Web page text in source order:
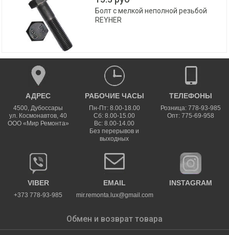
Болт с мелкой неполной резьбой
REYHER
АДРЕС
4500,Дубоссары
ул. Космонавтов, 40
ООО «Мир Ремонта»
РАБОЧИЕ ЧАСЫ
Пн-Пт: 8.00-18.00
Сб: 8.00-15.00
Вс: 8.00-14.00
Без перерывов и
выходных
ТЕЛЕФОНЫ
Розница: 778-93-985
Опт: 775-69-958
VIBER
+373 778-93-985
EMAIL
mir.remonta.lux@gmail.com
INSTAGRAM
Обмен и возврат товара